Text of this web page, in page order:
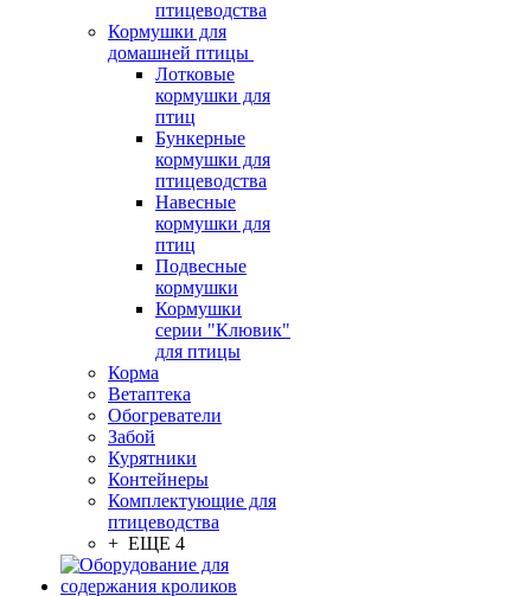
птицеводства
Кормушки для
домашней птицы
Лотковые
кормушки для
птиц
Бункерные
кормушки для
птицеводства
Навесные
кормушки для
птиц
Подвесные
кормушки
Кормушки
серии "Клювик"
для птицы
Корма
Ветаптека
Обогреватели
Забой
Курятники
Контейнеры
Комплектующие для
птицеводства
+ ЕЩЕ 4